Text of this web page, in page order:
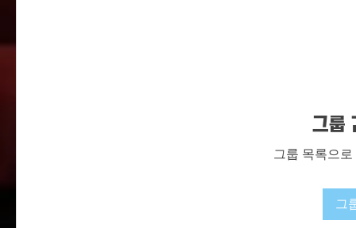
그룹
그룹 목록으
그